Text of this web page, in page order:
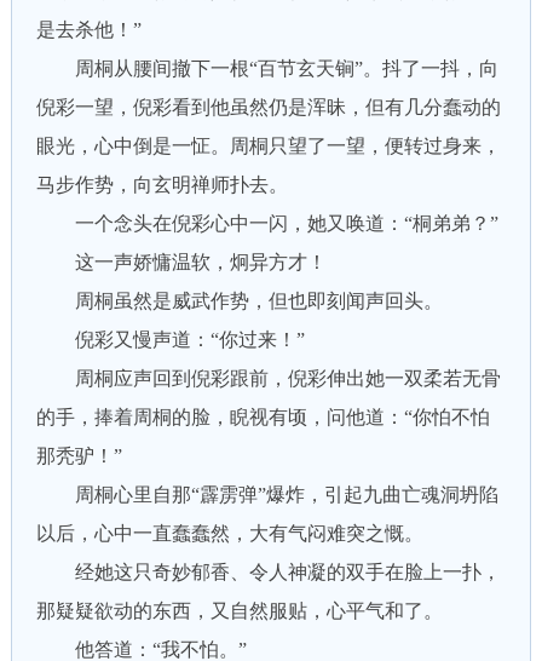
是去杀他！”
周桐从腰间撤下一根“百节玄天锏”。抖了一抖，向
倪彩一望，倪彩看到他虽然仍是浑昧，但有几分蠢动的
眼光，心中倒是一怔。周桐只望了一望，便转过身来，
马步作势，向玄明禅师扑去。
一个念头在倪彩心中一闪，她又唤道：“桐弟弟？”
这一声娇慵温软，炯异方才！
周桐虽然是威武作势，但也即刻闻声回头。
倪彩又慢声道：“你过来！”
周桐应声回到倪彩跟前，倪彩伸出她一双柔若无骨
的手，捧着周桐的脸，睨视有顷，问他道：“你怕不怕
那秃驴！”
周桐心里自那“霹雳弹”爆炸，引起九曲亡魂洞坍陷
以后，心中一直蠢蠢然，大有气闷难突之慨。
经她这只奇妙郁香、令人神凝的双手在脸上一扑，
那疑疑欲动的东西，又自然服贴，心平气和了。
他答道：“我不怕。”